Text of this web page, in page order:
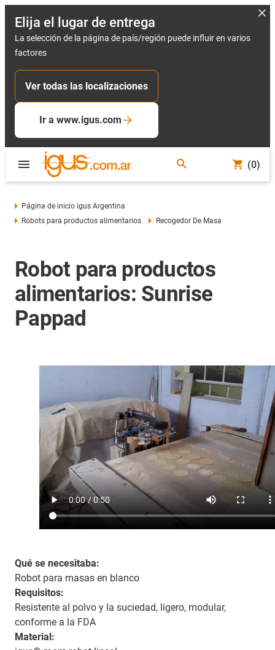
Elija el lugar de entrega
La selección de la página de país/región puede influir en varios
factores
Ver todas las localizaciones
Ir a www.igus.com
(0)
Página de inicio igus Argentina
Robots para productos alimentarios
Recogedor De Masa
Robot para productos
alimentarios: Sunrise
Pappad
Qué se necesitaba:
Robot para masas en blanco
Requisitos:
Resistente al polvo y la suciedad, ligero, modular,
conforme a la FDA​​​​​​​
Material: